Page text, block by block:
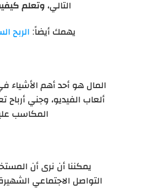
التالي، وتعلم
يهمك أيضاً: الربح
المال هو أحد أهم الأشياء
ألعاب الفيديو، وجني
المكاسب
يمكننا أن نرى أن
التواصل الاجتماعي